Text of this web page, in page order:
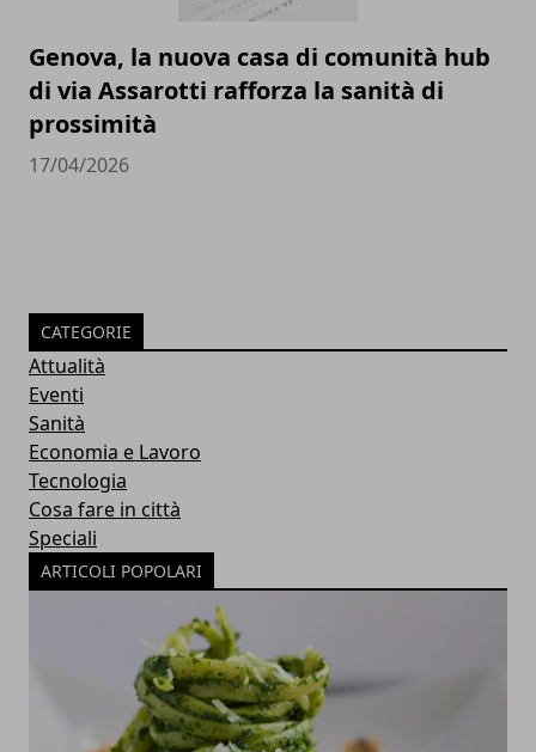
Genova, la nuova casa di comunità hub
di via Assarotti rafforza la sanità di
prossimità
17/04/2026
CATEGORIE
Attualità
Eventi
Sanità
Economia e Lavoro
Tecnologia
Cosa fare in città
Speciali
ARTICOLI POPOLARI